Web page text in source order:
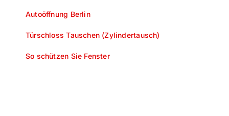
Autoöffnung Berlin
Türschloss Tauschen (Zylindertausch)
So schützen Sie Fenster